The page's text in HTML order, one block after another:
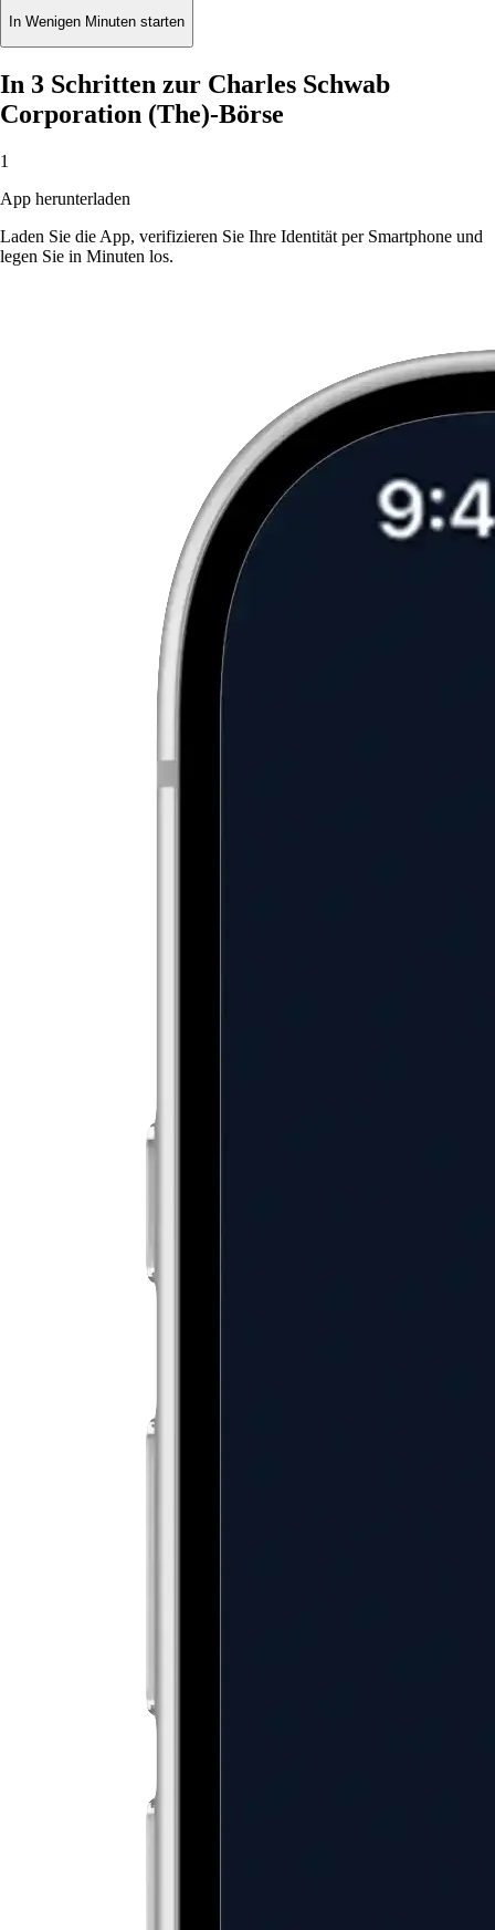
In Wenigen Minuten starten
In 3 Schritten zur Charles Schwab
Corporation (The)-Börse
1
App herunterladen
Laden Sie die App, verifizieren Sie Ihre Identität per Smartphone und
legen Sie in Minuten los.